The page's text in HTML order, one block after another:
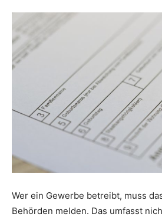
Wer ein Gewerbe betreibt, muss
Behörden melden. Das umfasst